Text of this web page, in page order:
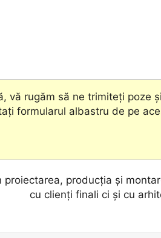
vă rugăm să ne trimiteți poze
formularul albastru de pe
producţia și
cu clienţi finali ci și cu